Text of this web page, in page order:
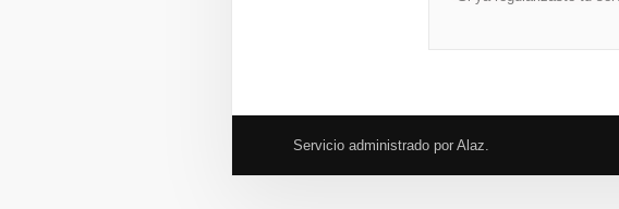
Servicio administrado por Alaz.